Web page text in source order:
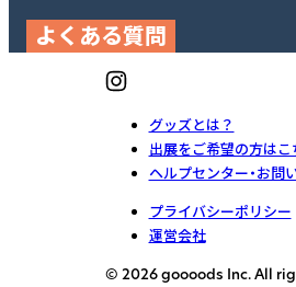
よくある質問
グッズとは？
出展をご希望の方はこ
ヘルプセンター・お問
プライバシーポリシー
運営会社
© 2026 goooods Inc. All